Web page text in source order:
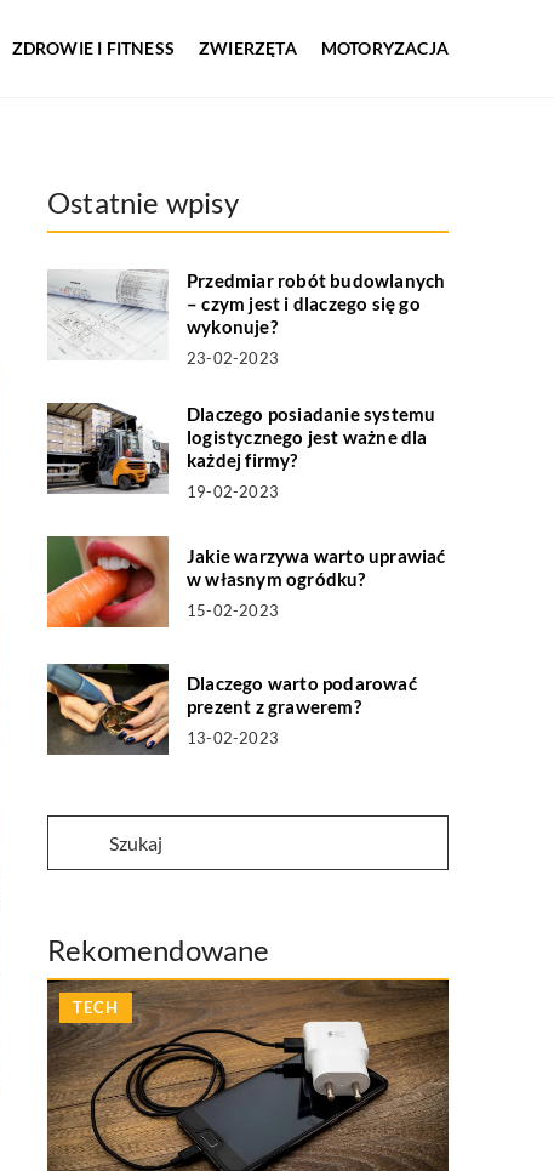
ZDROWIE I FITNESS ZWIERZĘTA MOTORYZACJA
Ostatnie wpisy
Przedmiar robót budowlanych
– czym jest i dlaczego się go
wykonuje?
23-02-2023
Dlaczego posiadanie systemu
logistycznego jest ważne dla
każdej firmy?
19-02-2023
Jakie warzywa warto uprawiać
w własnym ogródku?
15-02-2023
Dlaczego warto podarować
prezent z grawerem?
13-02-2023
Rekomendowane
TECH